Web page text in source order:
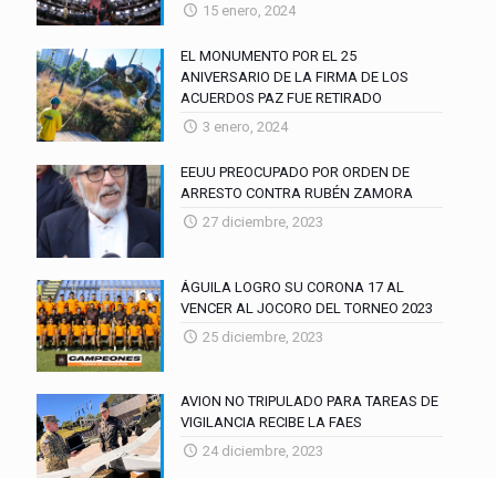
15 enero, 2024
EL MONUMENTO POR EL 25
ANIVERSARIO DE LA FIRMA DE LOS
ACUERDOS PAZ FUE RETIRADO
3 enero, 2024
EEUU PREOCUPADO POR ORDEN DE
ARRESTO CONTRA RUBÉN ZAMORA
27 diciembre, 2023
ÁGUILA LOGRO SU CORONA 17 AL
VENCER AL JOCORO DEL TORNEO 2023
25 diciembre, 2023
AVION NO TRIPULADO PARA TAREAS DE
VIGILANCIA RECIBE LA FAES
24 diciembre, 2023